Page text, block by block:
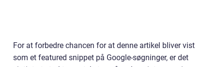
For at forbedre chancen for at denne artikel bliver vist
som et featured snippet på Google-søgninger, er det